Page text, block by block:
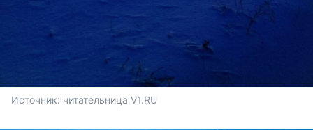
Источник: читательница V1.RU